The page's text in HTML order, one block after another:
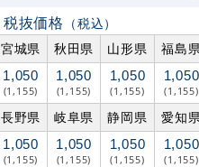
税抜価格 （税込）
宮城県 秋田県 山形県 福島県
1,050
(1,155)
1,050
(1,155)
1,050
(1,155)
1,050
(1,155)
長野県 岐阜県 静岡県 愛知県
1,050
(1,155)
1,050
(1,155)
1,050
(1,155)
1,050
(1,155)